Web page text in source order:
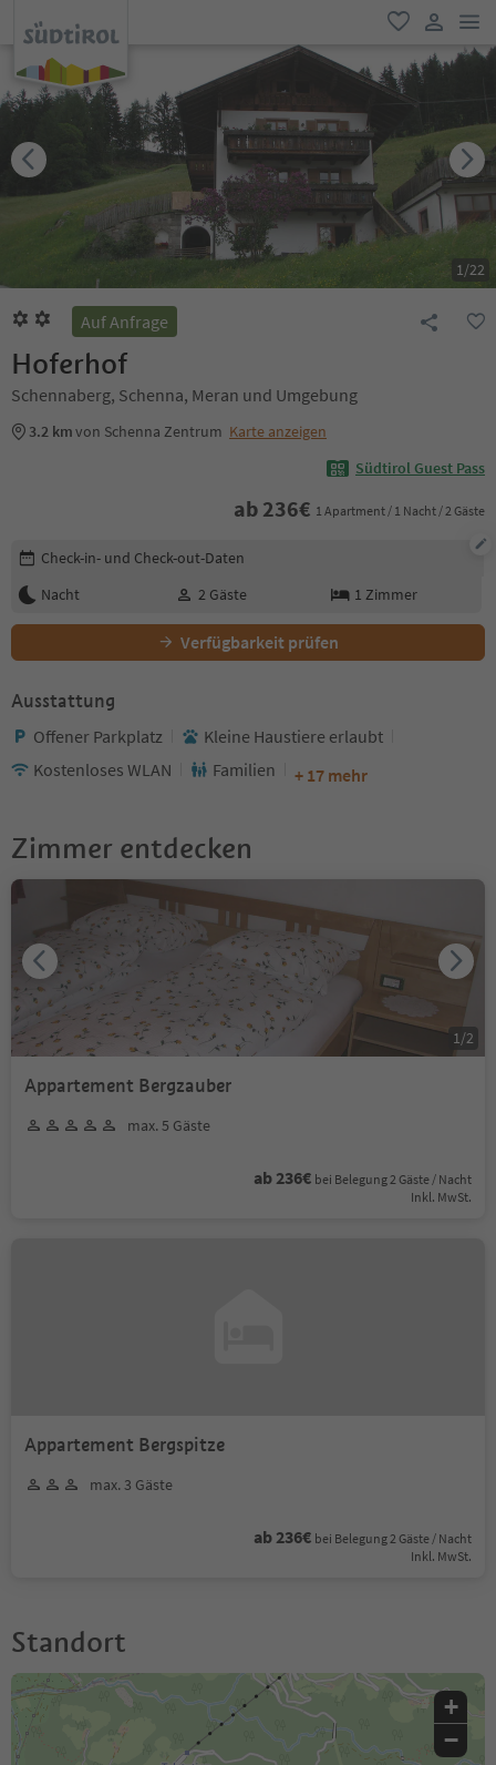
favorit
user link
1/22
Auf Anfrage
Hoferhof
Schennaberg, Schenna, Meran und Umgebung
3.2 kmvon Schenna Zentrum Karte anzeigen
Südtirol Guest Pass
ab 236€ 1 Apartment / 1 Nacht / 2 Gäste
Buchungsdetails bearbeiten
Check-in- und Check-out-Daten
Nacht
2 Gäste 1 Zimmer
Verfügbarkeit prüfen
Ausstattung
Offener Parkplatz
Kleine Haustiere erlaubt
Kostenloses WLAN
Familien + 17 mehr
Zimmer entdecken
Appartement Bergzauber
max. 5 Gäste
ab 236€ bei Belegung 2 Gäste / Nacht
Inkl. MwSt.
1 /2
Appartement Bergspitze
max. 3 Gäste
ab 236€ bei Belegung 2 Gäste / Nacht
Inkl. MwSt.
Standort
+
−